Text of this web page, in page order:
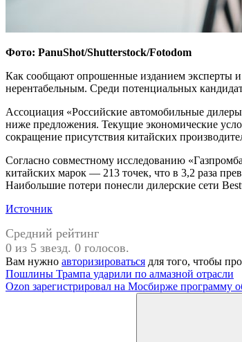
Фото: PanuShot/Shutterstock/Fotodom
Как сообщают опрошенные изданием эксперты и
нерентабельным. Среди потенциальных
Ассоциация «Российские автомобильные
ниже предложения. Текущие экономические
сокращение присутствия китайских
Согласно совместному исследованию
китайских марок — 213 точек, что в 3,2 раза
Наибольшие потери понесли дилерские сети
Источник
Средний рейтинг
0 из 5 звезд. 0 голосов.
Вам нужно авторизироваться для того, чтобы
Навигация
по
Предыдущая
запись:
Пошлины Трампа ударили по алмазной отрасли
Следующая
Ozon зарегистрировал на Мосбирже программу